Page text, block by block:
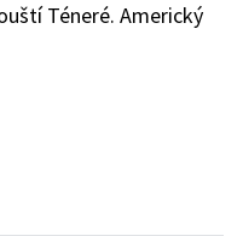
Téneré. Americký